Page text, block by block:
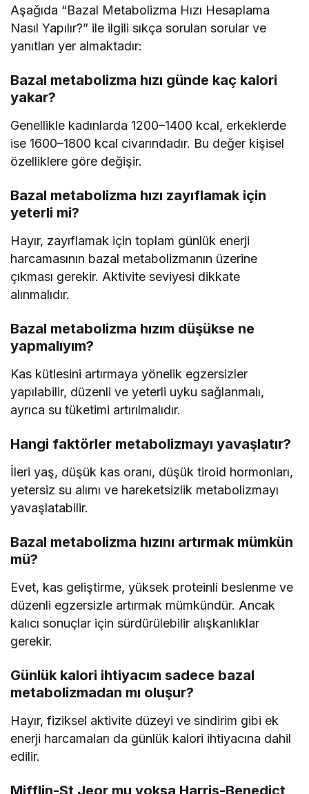
Aşağıda “Bazal Metabolizma Hızı Hesaplama
Nasıl Yapılır?” ile ilgili sıkça sorulan sorular ve
yanıtları yer almaktadır:
Bazal metabolizma hızı günde kaç kalori
yakar?
Genellikle kadınlarda 1200–1400 kcal, erkeklerde
ise 1600–1800 kcal civarındadır. Bu değer kişisel
özelliklere göre değişir.
Bazal metabolizma hızı zayıflamak için
yeterli mi?
Hayır, zayıflamak için toplam günlük enerji
harcamasının bazal metabolizmanın üzerine
çıkması gerekir. Aktivite seviyesi dikkate
alınmalıdır.
Bazal metabolizma hızım düşükse ne
yapmalıyım?
Kas kütlesini artırmaya yönelik egzersizler
yapılabilir, düzenli ve yeterli uyku sağlanmalı,
ayrıca su tüketimi artırılmalıdır.
Hangi faktörler metabolizmayı yavaşlatır?
İleri yaş, düşük kas oranı, düşük tiroid hormonları,
yetersiz su alımı ve hareketsizlik metabolizmayı
yavaşlatabilir.
Bazal metabolizma hızını artırmak mümkün
mü?
Evet, kas geliştirme, yüksek proteinli beslenme ve
düzenli egzersizle artırmak mümkündür. Ancak
kalıcı sonuçlar için sürdürülebilir alışkanlıklar
gerekir.
Günlük kalori ihtiyacım sadece bazal
metabolizmadan mı oluşur?
Hayır, fiziksel aktivite düzeyi ve sindirim gibi ek
enerji harcamaları da günlük kalori ihtiyacına dahil
edilir.
Mifflin-St Jeor mu yoksa Harris-Benedict